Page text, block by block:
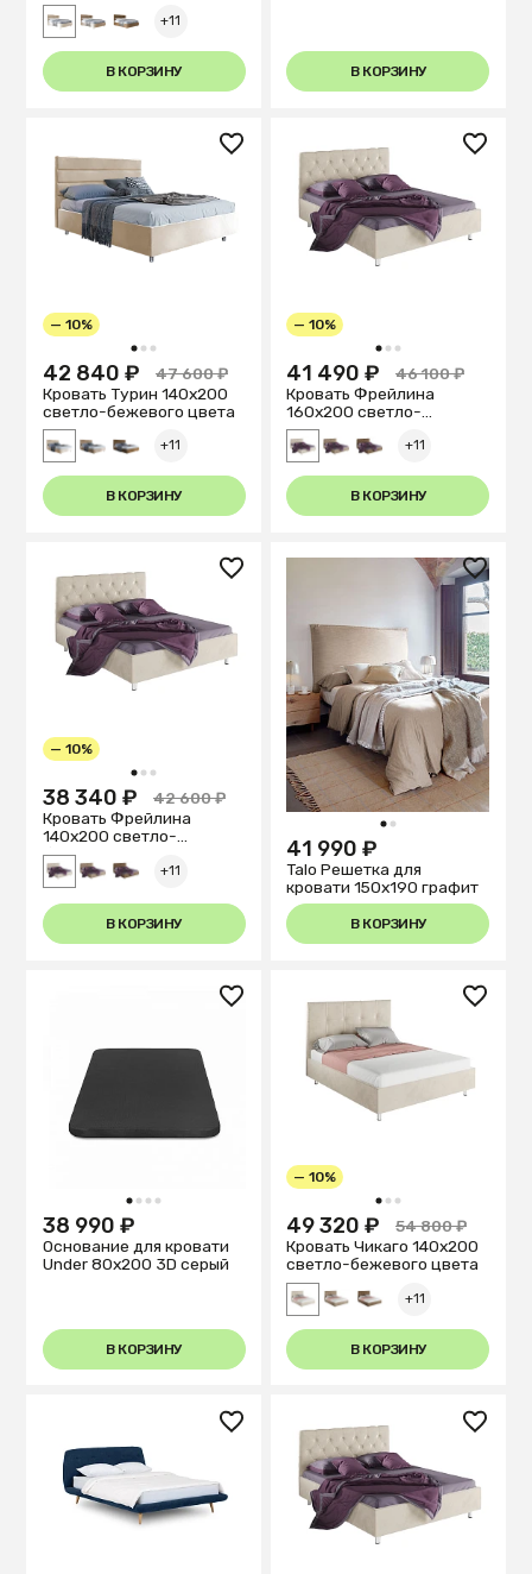
+11
В КОРЗИНУ В КОРЗИНУ
1 2 3
— 10%
42 840 ₽
47 600 ₽
Кровать Турин 140х200
светло-бежевого цвета
+11
В КОРЗИНУ
1 2 3
— 10%
41 490 ₽
46 100 ₽
Кровать Фрейлина
160х200 светло-
бежевого цвета
+11
В КОРЗИНУ
1 2 3
— 10%
38 340 ₽
42 600 ₽
Кровать Фрейлина
140х200 светло-
бежевого цвета
+11
В КОРЗИНУ
1 2
41 990 ₽
Talo Решетка для
кровати 150x190 графит
В КОРЗИНУ
1 2 3 4
38 990 ₽
Основание для кровати
Under 80x200 3D серый
В КОРЗИНУ
1 2 3
— 10%
49 320 ₽
54 800 ₽
Кровать Чикаго 140х200
светло-бежевого цвета
+11
В КОРЗИНУ